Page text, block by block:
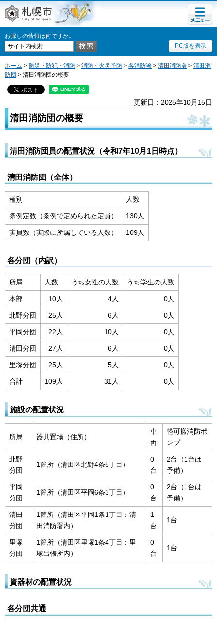
札幌市
お探しの情報は何ですか。
PC版を表示
メニュ
ー
ホーム > 防災・防犯・消防 > 消防・火災予防 > 各消防署 > 清田消防署 > 清田消
防団 > 清田消防団の概要
更新日：2025年10月15日
清田消防団の概要
清田消防団員の配置状況（令和7年10月1日時点）
清田消防団（全体）
種別 人数
条例定数（条例で定められた定員） 130人
実員数（実際に所属している人数） 109人
各分団（内訳）
所属 人数 うち女性の人数 うち学生の人数
本部 10人 4人 0人
北野分団 25人 6人 0人
平岡分団 22人 10人 0人
清田分団 27人 6人 0人
里塚分団 25人 5人 0人
合計 109人 31人 0人
施設の配置状況
所属 器具置場（住所）
車
両
軽可搬消防ポ
ンプ
北野
分団
1箇所（清田区北野4条5丁目）
0
台
2台（1台は
予備）
平岡
分団
1箇所（清田区平岡6条3丁目）
0
台
2台（1台は
予備）
清田
分団
1箇所（清田区平岡1条1丁目：清
田消防署内）
1
台
1台
里塚
分団
1箇所（清田区里塚1条4丁目：里
塚出張所内）
0
台
1台
資器材の配置状況
各分団共通